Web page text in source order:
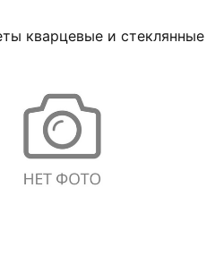
кварцевые и стеклянные